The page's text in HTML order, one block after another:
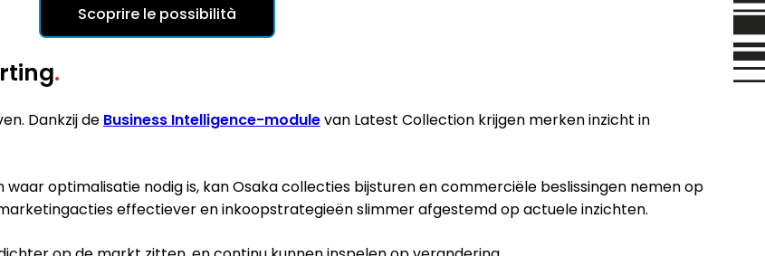
Scoprire le possibilità
.
Dankzij de Business Intelligence-modulevan Latest Collection krijgen merken inzicht in
optimalisatie nodig is, kan Osaka collecties bijsturen en commerciële beslissingen nemen op
effectiever en inkoopstrategieën slimmer afgestemd op actuele inzichten.